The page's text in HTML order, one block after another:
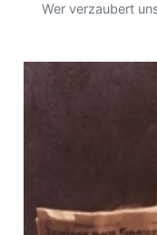
Wer verzaubert